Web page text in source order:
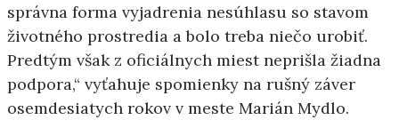
správna forma vyjadrenia nesúhlasu so stavom
životného prostredia a bolo treba niečo urobiť.
Predtým však z oficiálnych miest neprišla žiadna
podpora,“ vyťahuje spomienky na rušný záver
osemdesiatych rokov v meste Marián Mydlo.